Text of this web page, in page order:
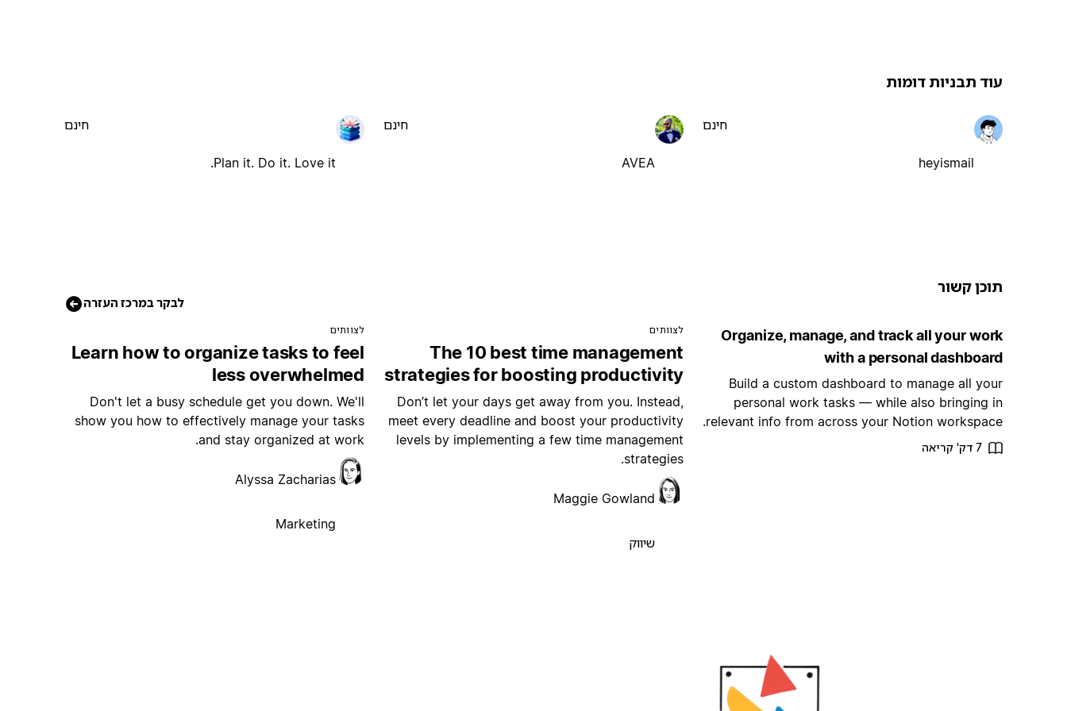
עוד תבניות דומות
heyismail
חינם
AVEA
חינם
Plan it. Do it. Love it.
חינם
תוכן קשור
לבקר במרכז העזרה
Organize, manage, and track all your work
with a personal dashboard
Build a custom dashboard to manage all your
personal work tasks — while also bringing in
relevant info from across your Notion workspace.
7 דק' קריאה
לצוותים
The 10 best time management
strategies for boosting productivity
Don’t let your days get away from you. Instead,
meet every deadline and boost your productivity
levels by implementing a few time management
strategies.
Maggie Gowland
שיווק
לצוותים
Learn how to organize tasks to feel
less overwhelmed
Don't let a busy schedule get you down. We'll
show you how to effectively manage your tasks
and stay organized at work.
Alyssa Zacharias
Marketing